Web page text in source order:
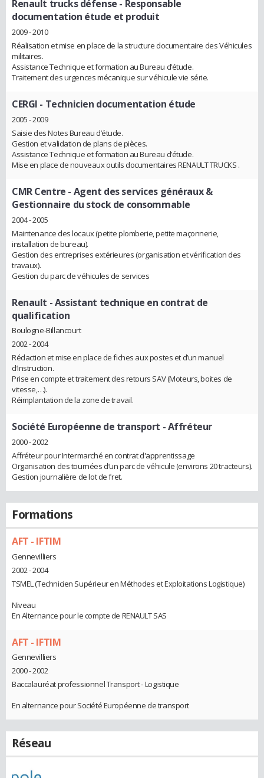
Renault trucks défense - Responsable
documentation étude et produit
2009 - 2010
Réalisation et mise en place de la structure documentaire des Véhicules
militaires.
Assistance Technique et formation au Bureau d’étude.
Traitement des urgences mécanique sur véhicule vie série.
CERGI - Technicien documentation étude
2005 - 2009
Saisie des Notes Bureau d’étude.
Gestion et validation de plans de pièces.
Assistance Technique et formation au Bureau d’étude.
Mise en place de nouveaux outils documentaires RENAULT TRUCKS .
CMR Centre - Agent des services généraux &
Gestionnaire du stock de consommable
2004 - 2005
Maintenance des locaux (petite plomberie, petite maçonnerie,
installation de bureau).
Gestion des entreprises extérieures (organisation et vérification des
travaux).
Gestion du parc de véhicules de services
Renault - Assistant technique en contrat de
qualification
Boulogne-Billancourt
2002 - 2004
Rédaction et mise en place de fiches aux postes et d’un manuel
d’instruction.
Prise en compte et traitement des retours SAV (Moteurs, boites de
vitesse,…).
Réimplantation de la zone de travail.
Société Européenne de transport - Affréteur
2000 - 2002
Affréteur pour Intermarché en contrat d'apprentissage
Organisation des tournées d’un parc de véhicule (environs 20 tracteurs).
Gestion journalière de lot de fret.
Formations
AFT - IFTIM
Gennevilliers
2002 - 2004
TSMEL (Technicien Supérieur en Méthodes et Exploitations Logistique)
Niveau
En Alternance pour le compte de RENAULT SAS
AFT - IFTIM
Gennevilliers
2000 - 2002
Baccalauréat professionnel Transport - Logistique
En alternance pour Société Européenne de transport
Réseau